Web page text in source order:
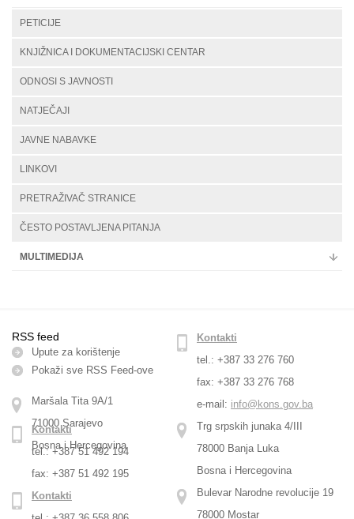
PETICIJE
KNJIŽNICA I DOKUMENTACIJSKI CENTAR
ODNOSI S JAVNOSTI
NATJEČAJI
JAVNE NABAVKE
LINKOVI
PRETRAŽIVAČ STRANICE
ČESTO POSTAVLJENA PITANJA
MULTIMEDIJA
RSS feed
Upute za korištenje
Pokaži sve RSS Feed-оve
Maršala Tita 9A/1
71000 Sarajevo
Bosna i Hercegovina
Kontakti
tel.: +387 33 276 760
fax: +387 33 276 768
e-mail: info@kons.gov.ba
Trg srpskih junaka 4/III
78000 Banja Luka
Bosna i Hercegovina
Kontakti
tel.: +387 51 492 194
fax: +387 51 492 195
Bulevar Narodne revolucije 19
78000 Mostar
Kontakti